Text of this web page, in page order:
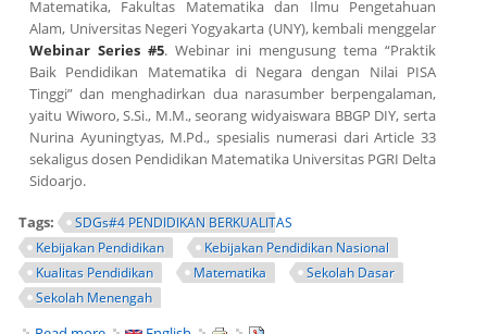
Matematika, Fakultas Matematika dan Ilmu Pengetahuan
Alam, Universitas Negeri Yogyakarta (UNY), kembali menggelar
Webinar Series #5. Webinar ini mengusung tema “Praktik
Baik Pendidikan Matematika di Negara dengan Nilai PISA
Tinggi” dan menghadirkan dua narasumber berpengalaman,
yaitu Wiworo, S.Si., M.M., seorang widyaiswara BBGP DIY, serta
Nurina Ayuningtyas, M.Pd., spesialis numerasi dariArticle 33
sekaligus dosen Pendidikan Matematika Universitas PGRI Delta
Sidoarjo.
Tags:
SDGs#4 PENDIDIKAN BERKUALITAS
Kebijakan Pendidikan
Kebijakan Pendidikan Nasional
Kualitas Pendidikan
Matematika
Sekolah Dasar
Sekolah Menengah